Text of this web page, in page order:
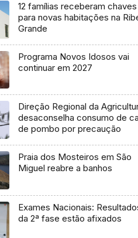
12 famílias receberam chaves
para novas habitações na
Grande
Programa Novos Idosos vai
continuar em 2027
Direção Regional da
desaconselha consumo de
de pombo por precaução
Praia dos Mosteiros em São
Miguel reabre a banhos
Exames Nacionais:
da 2ª fase estão afixados